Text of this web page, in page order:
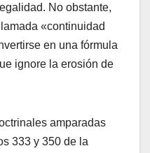
No obstante,
«continuidad
en una fórmula
ignore la erosión de
amparadas
333 y 350 de la